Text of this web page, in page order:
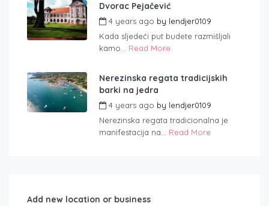
Dvorac Pejačević
4 years ago by lendjer0109
Kada sljedeći put budete razmišljali
kamo... Read More
Nerezinska regata tradicijskih
barki na jedra
4 years ago by lendjer0109
Nerezinska regata tradicionalna je
manifestacija na... Read More
Add new location or business